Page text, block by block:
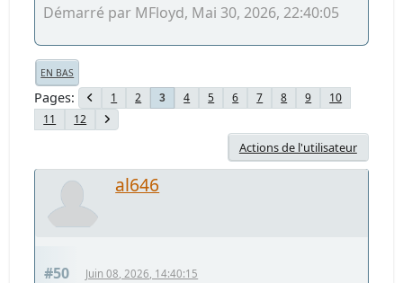
Démarré par MFloyd, Mai 30, 2026, 22:40:05
EN BAS
Pages 1 2 3 4 5 6 7 8 9
10
11
12
Actions de l'utilisateur
al646
#50 Juin 08, 2026, 14:40:15